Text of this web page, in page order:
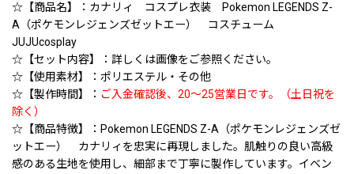
☆【商品名】：カナリィ コスプレ衣装 Pokemon LEGENDS Z-
A（ポケモンレジェンズゼットエー） コスチューム
JUJUcosplay
☆【セット内容】：詳しくは画像をご参照ください。
☆【使用素材】：ポリエステル・その他
☆【製作時間】： ご入金確認後、20〜25営業日です。（土日祝を
除く）
☆【商品特徴】：Pokemon LEGENDS Z-A（ポケモンレジェンズゼ
ットエー） カナリィを忠実に再現しました。肌触りの良い高級
感のある生地を使用し、細部まで丁寧に製作しています。イベン